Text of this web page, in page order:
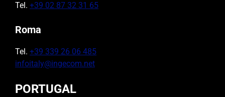
Tel. +39 02 87 32 31 65
Roma
Tel. +39 339 26 06 485
infoitaly@ingecom.net
PORTUGAL